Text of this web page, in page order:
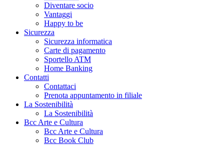
Diventare socio
Vantaggi
Happy to be
Sicurezza
Sicurezza informatica
Carte di pagamento
Sportello ATM
Home Banking
Contatti
Contattaci
Prenota appuntamento in filiale
La Sostenibilità
La Sostenibilità
Bcc Arte e Cultura
Bcc Arte e Cultura
Bcc Book Club